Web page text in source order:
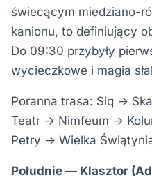
świecącym miedziano-
kanionu, to definiujący
Do 09:30 przybyły
wycieczkowe i magia
Poranna trasa: Siq →
Teatr → Nimfeum →
Petry → Wielka
Południe — Klasztor